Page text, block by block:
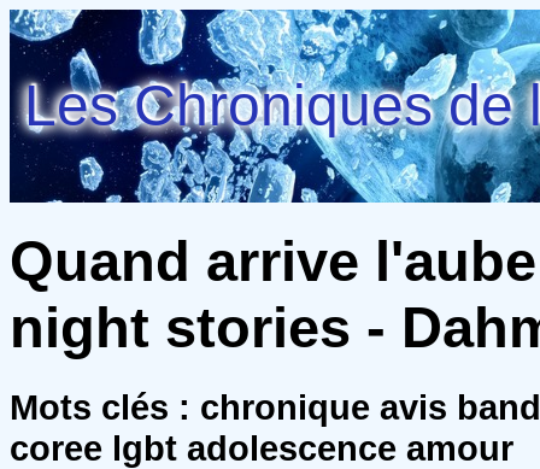
Les Chroniques de
Quand arrive
night stories -
Mots clés : chronique avis
coree lgbt adolescence amour